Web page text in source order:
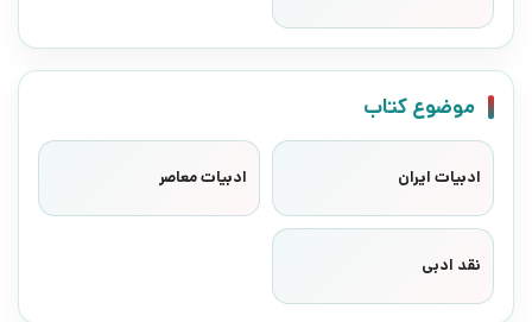
موضوع کتاب
ادبیات ایران ادبیات معاصر
نقد ادبی